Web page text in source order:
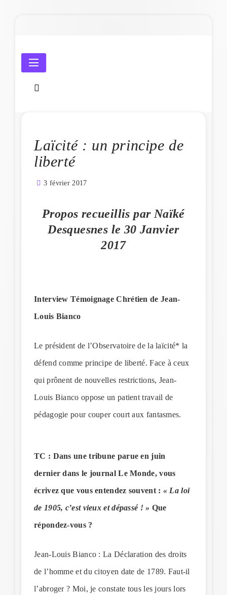
Amicale Laïque de Penmarc'h
Laïcité : un principe de
liberté
3 février 2017
Propos recueillis par Naïké
Desquesnes le 30 Janvier
2017
Interview Témoignage Chrétien de Jean-
Louis Bianco
Le président de l’Observatoire de la laïcité* la
défend comme principe de liberté. Face à ceux
qui prônent de nouvelles restrictions, Jean-
Louis Bianco oppose un patient travail de
pédagogie pour couper court aux fantasmes.
TC : Dans une tribune parue en juin
dernier dans le journal Le Monde, vous
écrivez que vous entendez souvent : « La loi
de 1905, c’est vieux et dépassé ! » Que
répondez-vous ?
Jean-Louis Bianco : La Déclaration des droits
de l’homme et du citoyen date de 1789. Faut-il
l’abroger ? Moi, je constate tous les jours lors